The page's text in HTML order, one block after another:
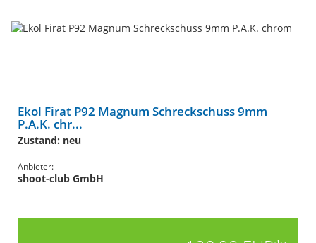
Ekol Firat P92 Magnum Schreckschuss 9mm
P.A.K. chr...
Zustand: neu
Anbieter:
shoot-club GmbH